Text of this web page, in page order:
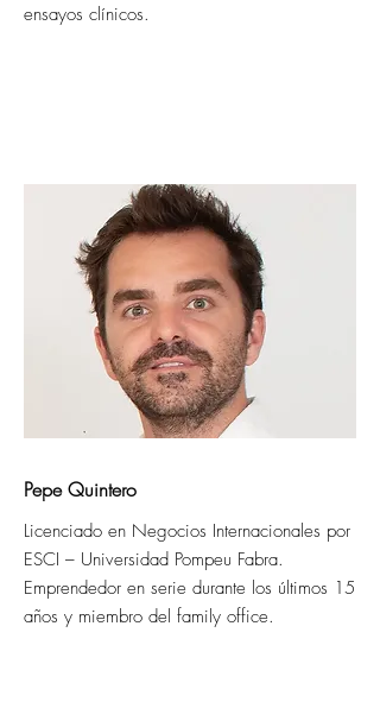
ensayos clínicos.
Pepe Quintero
Licenciado en Negocios Internacionales por
ESCI – Universidad Pompeu Fabra.
Emprendedor en serie durante los últimos 15
años y miembro del family office.